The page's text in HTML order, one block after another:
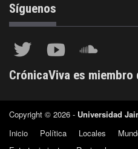
Síguenos
CrónicaViva es miembro
Copyright © 2026 - Universidad
Inicio
Política Locales